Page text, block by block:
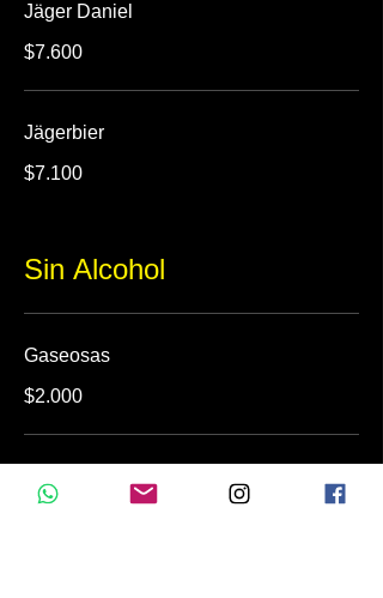
Jäger Daniel
$7.600
Jägerbier
$7.100
Sin Alcohol
Gaseosas
$2.000